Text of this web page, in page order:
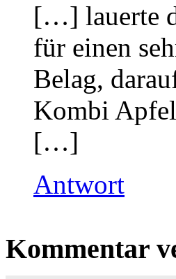
[…] lauerte
für einen
Belag,
Kombi
[…]
Antwort
Kommentar